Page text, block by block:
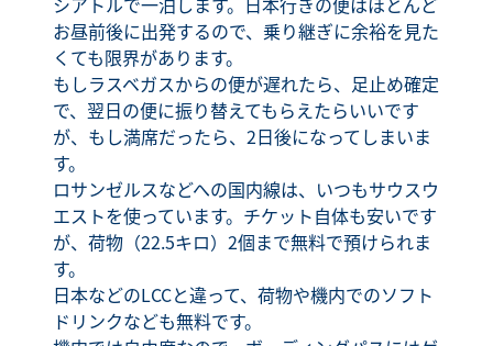
お昼前後に出発するので、乗り継ぎに余裕を見た
くても限界があります。
もしラスベガスからの便が遅れたら、足止め確定
で、翌日の便に振り替えてもらえたらいいです
が、もし満席だったら、2日後になってしまいま
す。
ロサンゼルスなどへの国内線は、いつもサウスウ
エストを使っています。チケット自体も安いです
が、荷物（22.5キロ）2個まで無料で預けられま
す。
日本などのLCCと違って、荷物や機内でのソフト
ドリンクなども無料です。